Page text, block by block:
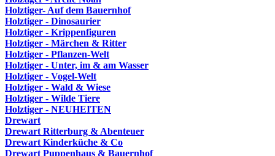
Holztiger- Auf dem Bauernhof
Holztiger - Dinosaurier
Holztiger - Krippenfiguren
Holztiger - Märchen & Ritter
Holztiger - Pflanzen-Welt
Holztiger - Unter, im & am Wasser
Holztiger - Vogel-Welt
Holztiger - Wald & Wiese
Holztiger - Wilde Tiere
Holztiger - NEUHEITEN
Drewart
Drewart Ritterburg & Abenteuer
Drewart Kinderküche & Co
Drewart Puppenhaus & Bauernhof